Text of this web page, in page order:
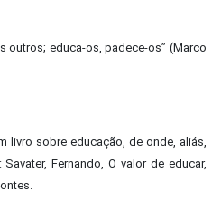
outros; educa-os, padece-os” (Marco
livro sobre educação, de onde, aliás,
Fernando, O valor de educar,